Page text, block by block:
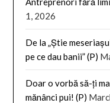
1, 2026
De la „Știe
pe ce dau banii” (P)
Doar o vorbă să-ți
mănânci pui! (P)